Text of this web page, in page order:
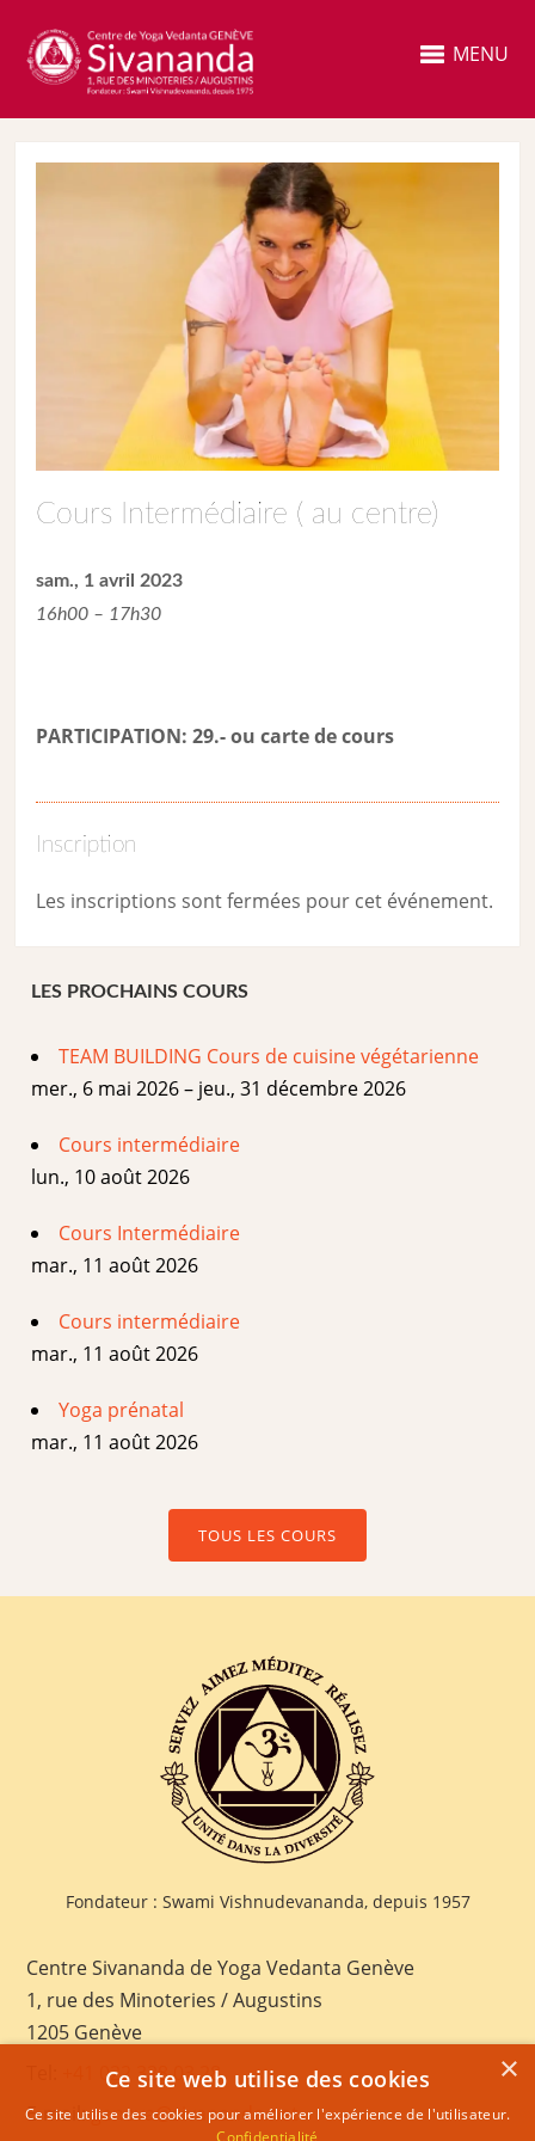
MENU
Cours Intermédiaire ( au centre)
sam., 1 avril 2023
16h00 – 17h30
PARTICIPATION: 29.- ou carte de cours
Inscription
Les inscriptions sont fermées pour cet événement.
LES PROCHAINS COURS
TEAM BUILDING Cours de cuisine végétarienne
mer., 6 mai 2026 – jeu., 31 décembre 2026
Cours intermédiaire
lun., 10 août 2026
Cours Intermédiaire
mar., 11 août 2026
Cours intermédiaire
mar., 11 août 2026
Yoga prénatal
mar., 11 août 2026
TOUS LES COURS
Fondateur : Swami Vishnudevananda, depuis 1957
Centre Sivananda de Yoga Vedanta Genève
1, rue des Minoteries / Augustins
1205 Genève
+41 022 328 03 28
E-mail:geneva@sivananda.net
×
Ce site web utilise des cookies
Ce site utilise des cookies pour améliorer l'expérience de l'utilisateur.
Confidentialité